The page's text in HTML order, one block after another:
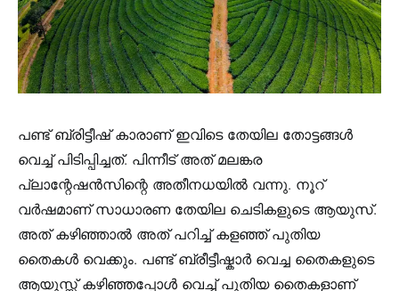
പണ്ട് ബ്രിട്ടീഷ് കാരാണ് ഇവിടെ തേയില തോട്ടങ്ങള്‍
വെച്ച് പിടിപ്പിച്ചത്. പിന്നീട് അത് മലങ്കര
പ്ലാന്റേഷന്‍സിന്റെ അതീനധയില്‍ വന്നു. നൂറ്
വര്‍ഷമാണ് സാധാരണ തേയില ചെടികളുടെ ആയുസ്.
അത് കഴിഞ്ഞാല്‍ അത് പറിച്ച് കളഞ്ഞ് പുതിയ
തൈകള്‍ വെക്കും. പണ്ട് ബ്രീട്ടീഷ്കാര്‍ വെച്ച തൈകളുടെ
ആയുസ്സ് കഴിഞ്ഞപ്പോള്‍ വെച്ച് പുതിയ തൈകളാണ്